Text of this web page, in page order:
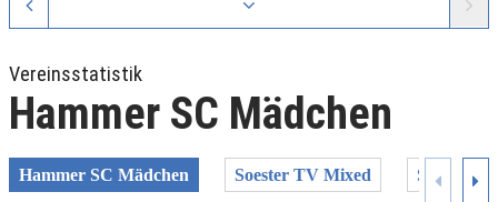
Vereinsstatistik
Hammer SC Mädchen
Hammer SC Mädchen Soester TV Mixed SuS